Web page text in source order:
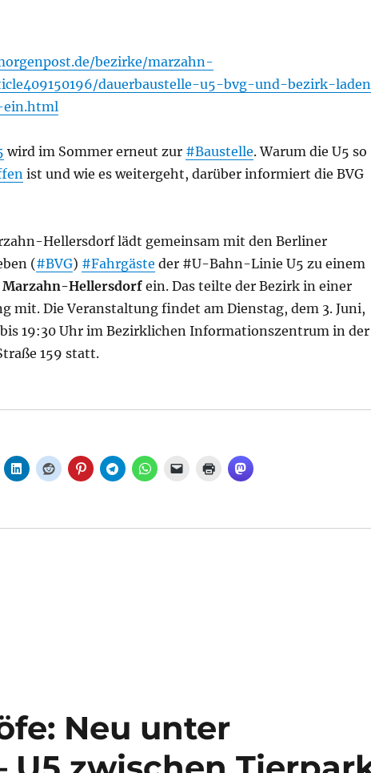
bezirke/marzahn-
dauerbaustelle-u5-bvg-und-bezirk-
wird im Sommer erneut zur #Baustelle. Warum die U5 so
ist und wie es weitergeht, darüber informiert die BVG
Hellersdorf lädt gemeinsam mit den Berliner
(#BVG) #Fahrgäste der #U-Bahn-Linie U5 zu einem
Marzahn-Hellersdorfein. Das teilte der Bezirk in einer
mit. Die Veranstaltung findet am Dienstag, dem 3. Juni,
19:30 Uhr im Bezirklichen Informationszentrum in der
159 statt.
U5: BVG und Bezirk laden zu Infoabend ein, aus
Neu unter